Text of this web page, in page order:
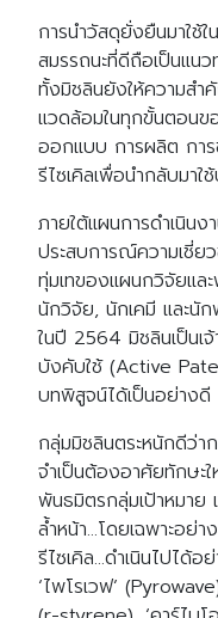
การนำวัสดุยั่งยืนมาใช้
สมรรถนะที่ดีถือเป็นแน
ทั้งมิชลินยังให้ความสำ
แวดล้อมในทุกขั้นตอน
ออกแบบ การผลิต กา
รีไซเคิลเพื่อนำกลับมาใ
ภายใต้แผนการดำเนิน
ประสบการณ์ความเชี่
ทุ่มเทของแผนกวิจัยแ
นักวิจัย, นักเคมี และ
ในปี 2564 มิชลินเป็นเ
บังคับใช้ (Active
บทพิสูจน์ได้เป็นอย่างดี
กลุ่มมิชลินตระหนักดีว่
จำเป็นต้องอาศัยทักษะ
พันธมิตรกลุ่มเป้าหมาย
ล้ำหน้า…โดยเฉพาะอย่า
รีไซเคิล…ดำเนินไปได้
‘ไพโรเวฟ’